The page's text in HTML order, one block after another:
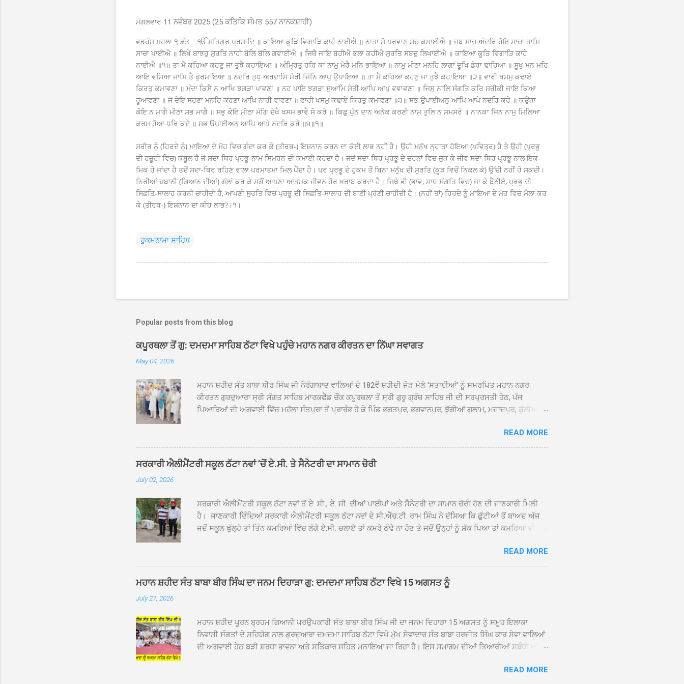
ਮੰਗਲਵਾਰ 11 ਨਵੰਬਰ 2025 (25 ਕਤਿਕਿ ਸੰਮਤ 557 ਨਾਨਕਸ਼ਾਹੀ)
ਵਡਹੰਸੁ ਮਹਲਾ ੧ ਛੰਤ ੴ ਸਤਿਗੁਰ ਪ੍ਰਸਾਦਿ ॥ ਕਾਇਆ ਕੂੜਿ ਵਿਗਾੜਿ ਕਾਹੇ ਨਾਈਐ ॥ ਨਾਤਾ ਸੋ ਪਰਵਾਣੁ ਸਚੁ ਕਮਾਈਐ ॥ ਜਬ ਸਾਚ ਅੰਦਰਿ ਹੋਇ ਸਾਚਾ ਤਾਮਿ
ਸਾਚਾ ਪਾਈਐ ॥ ਲਿਖੇ ਬਾਝਹੁ ਸੁਰਤਿ ਨਾਹੀ ਬੋਲਿ ਬੋਲਿ ਗਵਾਈਐ ॥ ਜਿਥੈ ਜਾਇ ਬਹੀਐ ਭਲਾ ਕਹੀਐ ਸੁਰਤਿ ਸਬਦੁ ਲਿਖਾਈਐ ॥ ਕਾਇਆ ਕੂੜਿ ਵਿਗਾੜਿ ਕਾਹੇ
ਨਾਈਐ ॥੧॥ ਤਾ ਮੈ ਕਹਿਆ ਕਹਣੁ ਜਾ ਤੁਝੈ ਕਹਾਇਆ ॥ ਅੰਮ੍ਰਿਤੁ ਹਰਿ ਕਾ ਨਾਮੁ ਮੇਰੈ ਮਨਿ ਭਾਇਆ ॥ ਨਾਮੁ ਮੀਠਾ ਮਨਹਿ ਲਾਗਾ ਦੂਖਿ ਡੇਰਾ ਢਾਹਿਆ ॥ ਸੂਖੁ ਮਨ ਮਹਿ
ਆਇ ਵਸਿਆ ਜਾਮਿ ਤੈ ਫੁਰਮਾਇਆ ॥ ਨਦਰਿ ਤੁਧੁ ਅਰਦਾਸਿ ਮੇਰੀ ਜਿੰਨਿ ਆਪੁ ਉਪਾਇਆ ॥ ਤਾ ਮੈ ਕਹਿਆ ਕਹਣੁ ਜਾ ਤੁਝੈ ਕਹਾਇਆ ॥੨॥ ਵਾਰੀ ਖਸਮੁ ਕਢਾਏ
ਕਿਰਤੁ ਕਮਾਵਣਾ ॥ ਮੰਦਾ ਕਿਸੈ ਨ ਆਖਿ ਝਗੜਾ ਪਾਵਣਾ ॥ ਨਹ ਪਾਇ ਝਗੜਾ ਸੁਆਮਿ ਸੇਤੀ ਆਪਿ ਆਪੁ ਵਞਾਵਣਾ ॥ ਜਿਸੁ ਨਾਲਿ ਸੰਗਤਿ ਕਰਿ ਸਰੀਕੀ ਜਾਇ ਕਿਆ
ਰੂਆਵਣਾ ॥ ਜੋ ਦੇਇ ਸਹਣਾ ਮਨਹਿ ਕਹਣਾ ਆਖਿ ਨਾਹੀ ਵਾਵਣਾ ॥ ਵਾਰੀ ਖਸਮੁ ਕਢਾਏ ਕਿਰਤੁ ਕਮਾਵਣਾ ॥੩॥ ਸਭ ਉਪਾਈਅਨੁ ਆਪਿ ਆਪੇ ਨਦਰਿ ਕਰੇ ॥ ਕਉੜਾ
ਕੋਇ ਨ ਮਾਗੈ ਮੀਠਾ ਸਭ ਮਾਗੈ ॥ ਸਭੁ ਕੋਇ ਮੀਠਾ ਮੰਗਿ ਦੇਖੈ ਖਸਮ ਭਾਵੈ ਸੋ ਕਰੇ ॥ ਕਿਛੁ ਪੁੰਨ ਦਾਨ ਅਨੇਕ ਕਰਣੀ ਨਾਮ ਤੁਲਿ ਨ ਸਮਸਰੇ ॥ ਨਾਨਕਾ ਜਿਨ ਨਾਮੁ ਮਿਲਿਆ
ਕਰਮੁ ਹੋਆ ਧੁਰਿ ਕਦੇ ॥ ਸਭ ਉਪਾਈਅਨੁ ਆਪਿ ਆਪੇ ਨਦਰਿ ਕਰੇ ॥੪॥੧॥
ਸਰੀਰ ਨੂੰ (ਹਿਰਦੇ ਨੂੰ) ਮਾਇਆ ਦੇ ਮੋਹ ਵਿਚ ਗੰਦਾ ਕਰ ਕੇ (ਤੀਰਥ-) ਇਸ਼ਨਾਨ ਕਰਨ ਦਾ ਕੋਈ ਲਾਭ ਨਹੀਂ ਹੈ। ਉਹੀ ਮਨੁੱਖ ਨ੍ਹਾਤਾ ਹੋਇਆ (ਪਵਿਤ੍ਰ) ਹੈ ਤੇ ਉਹੀ (ਪ੍ਰਭੂ
ਦੀ ਹਜ਼ੂਰੀ ਵਿਚ) ਕਬੂਲ ਹੈ ਜੋ ਸਦਾ-ਥਿਰ ਪ੍ਰਭੂ-ਨਾਮ ਸਿਮਰਨ ਦੀ ਕਮਾਈ ਕਰਦਾ ਹੈ। ਜਦੋਂ ਸਦਾ-ਥਿਰ ਪ੍ਰਭੂ ਦੇ ਚਰਨਾਂ ਵਿਚ ਜੁੜ ਕੇ ਜੀਵ ਸਦਾ-ਥਿਰ ਪ੍ਰਭੂ ਨਾਲ ਇਕ-
ਮਿਕ ਹੋ ਜਾਂਦਾ ਹੈ ਤਦੋਂ ਸਦਾ-ਥਿਰ ਰਹਿਣ ਵਾਲਾ ਪਰਮਾਤਮਾ ਮਿਲ ਪੈਂਦਾ ਹੈ। ਪਰ ਪ੍ਰਭੂ ਦੇ ਹੁਕਮ ਤੋਂ ਬਿਨਾ ਮਨੁੱਖ ਦੀ ਸੁਰਤਿ (ਕੂੜ ਵਿਚੋਂ ਨਿਕਲ ਕੇ) ਉੱਚੀ ਨਹੀਂ ਹੋ ਸਕਦੀ।
ਨਿਰੀਆਂ ਜ਼ਬਾਨੀ (ਗਿਆਨ ਦੀਆਂ) ਗੱਲਾਂ ਕਰ ਕੇ ਸਗੋਂ ਆਪਣਾ ਆਤਮਕ ਜੀਵਨ ਹੋਰ ਖ਼ਰਾਬ ਕਰਦਾ ਹੈ। ਜਿਥੇ ਭੀ (ਭਾਵ, ਸਾਧ ਸੰਗਤਿ ਵਿਚ) ਜਾ ਕੇ ਬੈਠੀਏ, ਪ੍ਰਭੂ ਦੀ
ਸਿਫ਼ਤਿ-ਸਾਲਾਹ ਕਰਨੀ ਚਾਹੀਦੀ ਹੈ, ਆਪਣੀ ਸੁਰਤਿ ਵਿਚ ਪ੍ਰਭੂ ਦੀ ਸਿਫ਼ਤਿ-ਸਾਲਾਹ ਦੀ ਬਾਣੀ ਪ੍ਰੋਣੀ ਚਾਹੀਦੀ ਹੈ। (ਨਹੀਂ ਤਾਂ) ਹਿਰਦੇ ਨੂੰ ਮਾਇਆ ਦੇ ਮੋਹ ਵਿਚ ਮੈਲਾ ਕਰ
ਕੇ (ਤੀਰਥ-) ਇਸ਼ਨਾਨ ਦਾ ਕੀਹ ਲਾਭ?।੧।
ਹੁਕਮਨਾਮਾ ਸਾਹਿਬ
Popular posts from this blog
ਕਪੂਰਥਲਾ ਤੋਂ ਗੁ: ਦਮਦਮਾ ਸਾਹਿਬ ਠੱਟਾ ਵਿਖੇ ਪਹੁੰਚੇ ਮਹਾਨ ਨਗਰ ਕੀਰਤਨ ਦਾ ਨਿੱਘਾ ਸਵਾਗਤ
May 04, 2026
ਮਹਾਨ ਸ਼ਹੀਦ ਸੰਤ ਬਾਬਾ ਬੀਰ ਸਿੰਘ ਜੀ ਨੌਰੰਗਾਬਾਦ ਵਾਲਿਆਂ ਦੇ 182ਵੇਂ ਸ਼ਹੀਦੀ ਜੋੜ ਮੇਲੇ 'ਸਤਾਈਆਂ' ਨੂੰ ਸਮਰਪਿਤ ਮਹਾਨ ਨਗਰ
ਕੀਰਤਨ ਗੁਰਦੁਆਰਾ ਸ੍ਰੀ ਸੰਗਤ ਸਾਹਿਬ ਮਾਰਕਫੈੱਡ ਚੌਂਕ ਕਪੂਰਥਲਾ ਤੋਂ ਸ੍ਰੀ ਗੁਰੂ ਗ੍ਰੰਥ ਸਾਹਿਬ ਜੀ ਦੀ ਸਰਪ੍ਰਸਤੀ ਹੇਠ, ਪੰਜ
ਪਿਆਰਿਆਂ ਦੀ ਅਗਵਾਈ ਵਿੱਚ ਮਹੱਲਾ ਸੰਤਪੁਰਾ ਤੋਂ ਪ੍ਰਾਰੰਭ ਹੋ ਕੇ ਪਿੰਡ ਭਗਤਪੁਰ, ਭਗਵਾਨਪੁਰ, ਝੁੱਗੀਆਂ ਗੁਲਾਮ, ਮਜਾਦਪੁਰ, ਕੁੱਲੀਆਂ,
ਦਮਦਮਾ ਸਾਹਿਬ ਠੱਟਾ ਵਿਖੇ ਪਹੁੰਚਿਆ। ਨਗਰ ਕੀਰਤਨ ਦੇ ਗੁਰਦੁਆਰਾ ਸ੍ਰੀ ਦਮਦਮਾ ਸਾਹਿਬ ਠੱਟਾ ਵਿਖੇ ਪਹੁੰਚਣ ’ਤੇ ਮੁੱਖ ਸੇਵਾਦਾਰ
ਸੰਤ ਬਾਬਾ ਹਰਜੀਤ ਸਿੰਘ ਤੇ ਇਲਾਕੇ ਦੀਆਂ ਸੰਗਤਾਂ ਵੱਲੋਂ ਜੈਕਾਰਿਆਂ ਦੀ ਗੂੰਜ ਵਿਚ ਨਿੱਘਾ ਸਵਾਗਤ ਕੀਤਾ ਗਿਆ। ਗੁਰਦੁਆਰਾ ਸ੍ਰੀ
ਦਮਦਮਾ ਸਾਹਿਬ ਠੱਟਾ ਵਿਖੇ ਨਗਰ ਕੀਰਤਨ ਦੇ ਸਮਾਪਤੀ ਦੀ ਅਰਦਾਸ ਹੋਈ। ਇਸ ਮੌਕੇ ਪੰਜ ਪਿਆਰੇ ਸਾਹਿਬਾਨ ਤੇ ਨਗਰ ਕੀਰਤਨ ਦੇ
ਪ੍ਰਬੰਧਕਾਂ ਦਾ ਗੁਰਦੁਆਰਾ ਦਮਦਮਾ ਸਾਹਿਬ ਠੱਟਾ ਦੇ ਮੁੱਖ ਸੇਵਾਦਾਰ ਸੰਤ ਬਾਬਾ ਹਰਜੀਤ ਸਿੰਘ ਵੱਲੋਂ ਸਿਰੋਪਾਓ ਦੇ ਕੇ ਵਿਸ਼ੇਸ਼ ਤੌਰ ’ਤੇ
READ MORE
ਸਰਕਾਰੀ ਐਲੀਮੈਂਟਰੀ ਸਕੂਲ ਠੱਟਾ ਨਵਾਂ ’ਚੋਂ ਏ.ਸੀ. ਤੇ ਸੈਨੇਟਰੀ ਦਾ ਸਾਮਾਨ ਚੋਰੀ
July 02, 2026
ਸਰਕਾਰੀ ਐਲੀਮੈਂਟਰੀ ਸਕੂਲ ਠੱਟਾ ਨਵਾਂ ਤੋਂ ਏ. ਸੀ., ਏ. ਸੀ. ਦੀਆਂ ਪਾਈਪਾਂ ਅਤੇ ਸੈਨੇਟਰੀ ਦਾ ਸਾਮਾਨ ਚੋਰੀ ਹੋਣ ਦੀ ਜਾਣਕਾਰੀ ਮਿਲੀ
ਹੈ। ਜਾਣਕਾਰੀ ਦਿੰਦਿਆਂ ਸਰਕਾਰੀ ਐਲੀਮੈਂਟਰੀ ਸਕੂਲ ਠੱਟਾ ਨਵਾਂ ਦੇ ਸੀ.ਐੱਚ.ਟੀ. ਰਾਮ ਸਿੰਘ ਨੇ ਦੱਸਿਆ ਕਿ ਛੁੱਟੀਆਂ ਤੋਂ ਬਾਅਦ ਅੱਜ
ਜਦੋਂ ਸਕੂਲ ਖੁੱਲ੍ਹੇ ਤਾਂ ਤਿੰਨ ਕਮਰਿਆਂ ਵਿੱਚ ਲੱਗੇ ਏ.ਸੀ. ਚਲਾਏ ਤਾਂ ਕਮਰੇ ਠੰਢੇ ਨਾ ਹੋਣ ਤੇ ਜਦੋਂ ਉਨ੍ਹਾਂ ਨੂੰ ਸ਼ੱਕ ਪਿਆ ਤਾਂ ਕਮਰਿਆਂ ਦੀਆਂ
ਹੋਈਆਂ ਸਨ। ਉਨ੍ਹਾਂ ਦੱਸਿਆ ਕਿ ਉਹ ਛੁੱਟੀਆਂ ਦੌਰਾਨ ਵੀ ਸਕੂਲ ਗੇੜਾ ਮਾਰਦੇ ਸਨ ਅਤੇ 20 ਜੂਨ ਤੱਕ ਸਭ ਠੀਕ ਸੀ। ਚੋਰੀ ਦੀ ਘਟਨਾ
20 ਤੋਂ 30 ਜੂਨ ਵਿਚਕਾਰ ਹੋਈ ਜਾਪਦੀ ਹੈ। ਇਸ ਮੌਕੇ ਸਕੂਲ ਸਟਾਫ ਮੈਂਬਰਾਂ ਅੰਜੂ ਬਾਲਾ, ਹਰਜੀਤ ਕੌਰ, ਕਮਲਪ੍ਰੀਤ ਕੌਰ ਅਤੇ ਹਰਵਿੰਦਰ
ਸਿੰਘ ਟੋਡਰਵਾਲ ਨੇ ਦੱਸਿਆ ਕਿ ਸਕੂਲ ਵਿੱਚ ਪਿਛਲੇ ਸਾਲ ਤਿੰਨ ਏ. ਸੀ. ਲਾਉਣ ਦੀ ਸੇਵਾ ਸੀ.ਐੱਚ.ਟੀ. ਰਾਮ ਸਿੰਘ ਵੱਲੋਂ ਕੀਤੀ ਗਈ ਸੀ
ਜਿਸ ਦੀ ਮਾਪਿਆਂ ਨੇ ਖੂਬ ਪ੍ਰਸੰਸਾ ਕੀਤੀ ਸੀ। ਉਨ੍ਹਾਂ ਦੱਸਿਆ ਕਿ ਏਸੀ ਚੋਰੀ ਹੋਣ ਨਾਲ ਬੱਚਿਆਂ ਦੇ ਮਾਪਿਆਂ ਵਿੱਚ ਭਾਰੀ ਰੋਸ ਹੈ ਅਤੇ
READ MORE
ਮਹਾਨ ਸ਼ਹੀਦ ਸੰਤ ਬਾਬਾ ਬੀਰ ਸਿੰਘ ਦਾ ਜਨਮ ਦਿਹਾੜਾ ਗੁ: ਦਮਦਮਾ ਸਾਹਿਬ ਠੱਟਾ ਵਿਖੇ 15 ਅਗਸਤ ਨੂੰ
July 27, 2026
ਮਹਾਨ ਸ਼ਹੀਦ ਪੂਰਨ ਬ੍ਰਹਮ ਗਿਆਨੀ ਪਰਉਪਕਾਰੀ ਸੰਤ ਬਾਬਾ ਬੀਰ ਸਿੰਘ ਜੀ ਦਾ ਜਨਮ ਦਿਹਾੜਾ 15 ਅਗਸਤ ਨੂੰ ਸਮੂਹ ਇਲਾਕਾ
ਨਿਵਾਸੀ ਸੰਗਤਾਂ ਦੇ ਸਹਿਯੋਗ ਨਾਲ ਗੁਰਦੁਆਰਾ ਦਮਦਮਾ ਸਾਹਿਬ ਠੱਟਾ ਵਿਖੇ ਮੁੱਖ ਸੇਵਾਦਾਰ ਸੰਤ ਬਾਬਾ ਹਰਜੀਤ ਸਿੰਘ ਕਾਰ ਸੇਵਾ ਵਾਲਿਆਂ
ਦੀ ਅਗਵਾਈ ਹੇਠ ਬੜੀ ਸ਼ਰਧਾ ਭਾਵਨਾ ਅਤੇ ਸਤਿਕਾਰ ਸਹਿਤ ਮਨਾਇਆ ਜਾ ਰਿਹਾ ਹੈ। ਇਸ ਸਮਾਗਮ ਦੀਆਂ ਤਿਆਰੀਆਂ ਸਬੰਧੀ ਅੱਜ
ਹੇਠ ਹੋਈ ਜਿਸ ਵਿਚ ਸਮੁੱਚੇ ਇਲਾਕੇ ਦੀਆਂ ਵੱਡੀ ਗਿਣਤੀ ਵਿੱਚਸੰਗਤਾਂ ਨੇ ਭਾਗ ਲਿਆ ਅਤੇ ਆਪੋ ਆਪਣੇ ਵਿਚਾਰ ਸਾਂਝੇ ਕੀਤੇ। ਇਸ ਸਬੰਧੀ
READ MORE